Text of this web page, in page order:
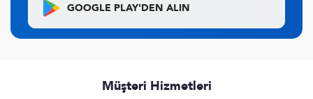
GOOGLE PLAY'DEN ALIN
Müşteri Hizmetleri